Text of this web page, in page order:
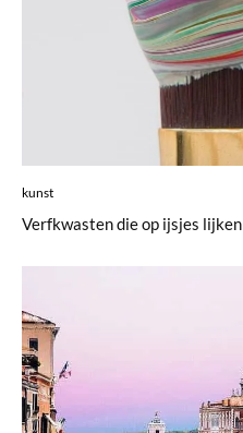
kunst
Verfkwasten die op ijsjes lijken